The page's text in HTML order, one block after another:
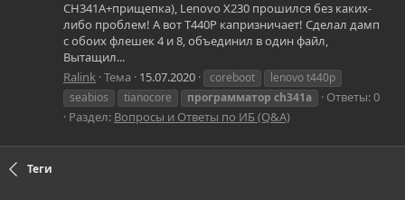
CH341A+прищепка), Lenovo X230 прошился без каких-
либо проблем! А вот T440P капризничает! Сделал дамп
с обоих флешек 4 и 8, объединил в один файл,
Вытащил...
Ralink Тема 15.07.2020 coreboot
lenovo t440p
seabios
tianocore программатор ch341a
Ответы: 0
Раздел: Вопросы и Ответы по ИБ (Q&A)
Теги